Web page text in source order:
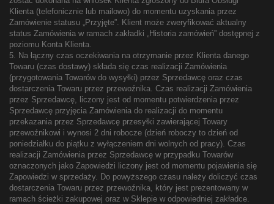
Klienta (telefonicznie lub mailowo) do momentu uzyskania przez
Zamówienie statusu „Przyjęte”. Klient może zweryfikować aktualny
status Zamówienia w ramach zakładki „Historia zamówień” dostępnej z
poziomu Konta Klienta.
5. Na łączny czas oczekiwania na otrzymanie przez Klienta danego
Towaru (czas dostawy) składa się czas realizacji Zamówienia
(przygotowania Towarów do wysyłki) przez Sprzedawcę oraz czas
dostarczenia Towaru przez przewoźnika. Czas realizacji Zamówienia
przez Sprzedawcę, liczony jest od momentu potwierdzenia przez
Sprzedawcę przyjęcia Zamówienia do realizacji do momentu
przekazania przez Sprzedawcę przesyłki zawierającej Towary
przewoźnikowi i wynosi 2 dni robocze (dzień roboczy to dzień od
poniedziałku do piątku z wyłączeniem dni wolnych od pracy). Czas
realizacji Zamówienia przez Sprzedawcę w przypadku Towarów
oznaczonych jako Zapowiedzi liczony jest od momentu pojawienia się
Zapowiedzi w sprzedaży. Do powyższego czasu należy doliczyć czas
dostarczenia Towaru przez przewoźnika, który jest prezentowany w
ramach ścieżki zakupowej oraz w Sklepie w odpowiedniej zakładce.